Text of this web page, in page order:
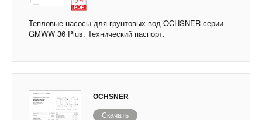
Тепловые насосы для грунтовых вод OCHSNER серии
GMWW 36 Plus. Технический паспорт.
OCHSNER
Скачать